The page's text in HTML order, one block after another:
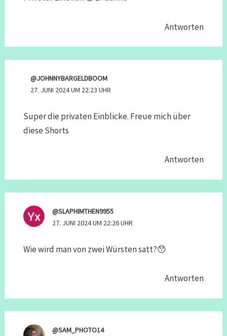
Antworten
@JOHNNYBARGELDBOOM
27. JUNI 2024 UM 22:23 UHR
Super die privaten Einblicke. Freue mich über
diese Shorts
Antworten
@SLAPHIMTHEN9955
27. JUNI 2024 UM 22:26 UHR
Wie wird man von zwei Würsten satt?😯
Antworten
@SAM_PHOTO14